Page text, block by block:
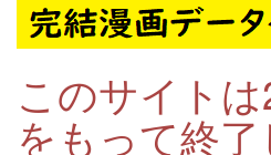
このサイト
をもって終